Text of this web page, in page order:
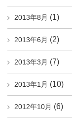
2013年8月 (1)
2013年6月 (2)
2013年3月 (7)
2013年1月 (10)
2012年10月 (6)